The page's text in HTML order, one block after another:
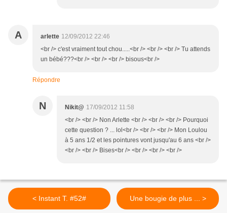
A arlette 12/09/2012 22:46
<br /> c'est vraiment tout chou.....<br /> <br /> <br /> Tu attends
un bébé???<br /> <br /> <br /> bisous<br />
Répondre
N Nikit@ 17/09/2012 11:58
<br /> <br /> Non Arlette <br /> <br /> <br /> Pourquoi
cette question ? ... lol<br /> <br /> <br /> Mon Loulou
à 5 ans 1/2 et les pointures vont jusqu'au 6 ans <br />
<br /> <br /> Bises<br /> <br /> <br /> <br />
< Instant T. #52# Une bougie de plus ... >